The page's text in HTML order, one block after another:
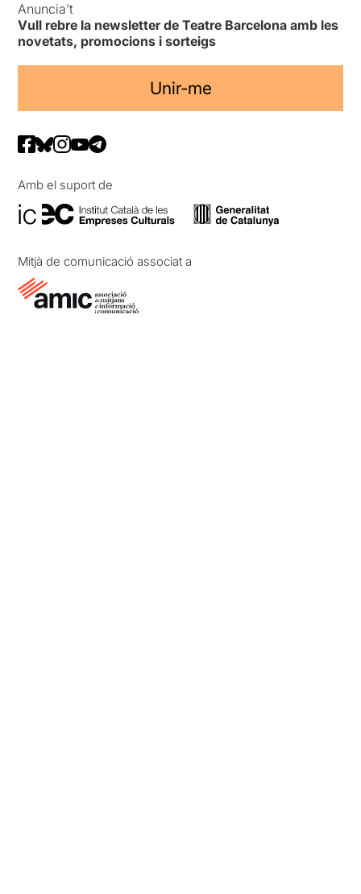
Anuncia’t
Vull rebre la newsletter de Teatre Barcelona amb les
novetats, promocions i sorteigs
Unir-me
Amb el suport de
Mitjà de comunicació associat a